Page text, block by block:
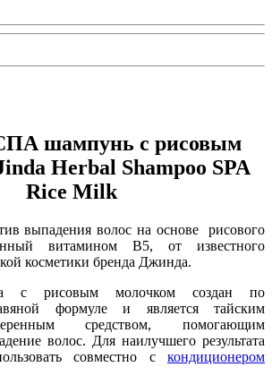
шампунь с рисовым
Herbal Shampoo SPA
Rice Milk
выпадения волос на основе рисового
витамином В5, от известного
косметики бренда Джинда.
с рисовым молочком создан по
формуле и является тайским
средством, помогающим
волос. Для наилучшего результата
совместно с кондиционером